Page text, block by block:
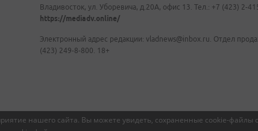
нашего сайта. Вы можете увидеть, сохраненные cookie-файлы
Владивосток, ул. Уборевича, д.20А, офис 13. Тел.: +7 (423) 2-
https://mediadv.online/
Электронный адрес редакции: vladnews@inbox.ru. Отдел
(423) 249-8-800. 18+